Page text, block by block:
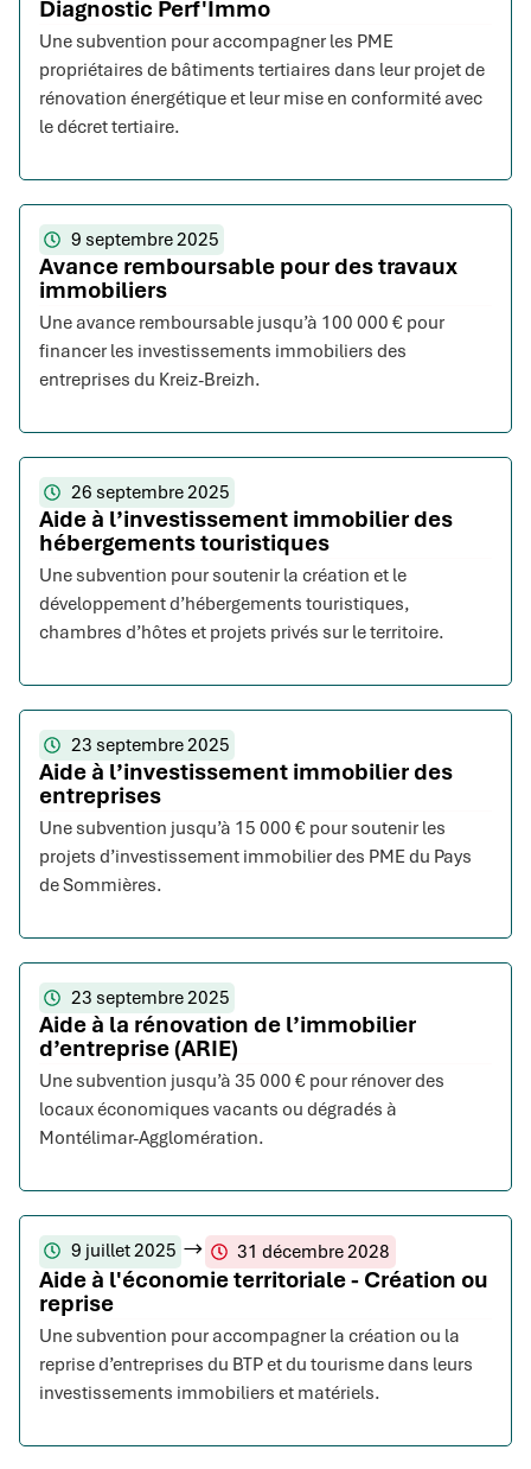
Diagnostic Perf'Immo
Une subvention pour accompagner les PME
propriétaires de bâtiments tertiaires dans leur projet de
rénovation énergétique et leur mise en conformité avec
le décret tertiaire.
9 septembre 2025
Avance remboursable pour des travaux
immobiliers
Une avance remboursable jusqu’à 100 000 € pour
financer les investissements immobiliers des
entreprises du Kreiz-Breizh.
26 septembre 2025
Aide à l’investissement immobilier des
hébergements touristiques
Une subvention pour soutenir la création et le
développement d’hébergements touristiques,
chambres d’hôtes et projets privés sur le territoire.
23 septembre 2025
Aide à l’investissement immobilier des
entreprises
Une subvention jusqu’à 15 000 € pour soutenir les
projets d’investissement immobilier des PME du Pays
de Sommières.
23 septembre 2025
Aide à la rénovation de l’immobilier
d’entreprise (ARIE)
Une subvention jusqu’à 35 000 € pour rénover des
locaux économiques vacants ou dégradés à
Montélimar-Agglomération.
9 juillet 2025 31 décembre 2028
Aide à l'économie territoriale - Création ou
reprise
Une subvention pour accompagner la création ou la
reprise d’entreprises du BTP et du tourisme dans leurs
investissements immobiliers et matériels.